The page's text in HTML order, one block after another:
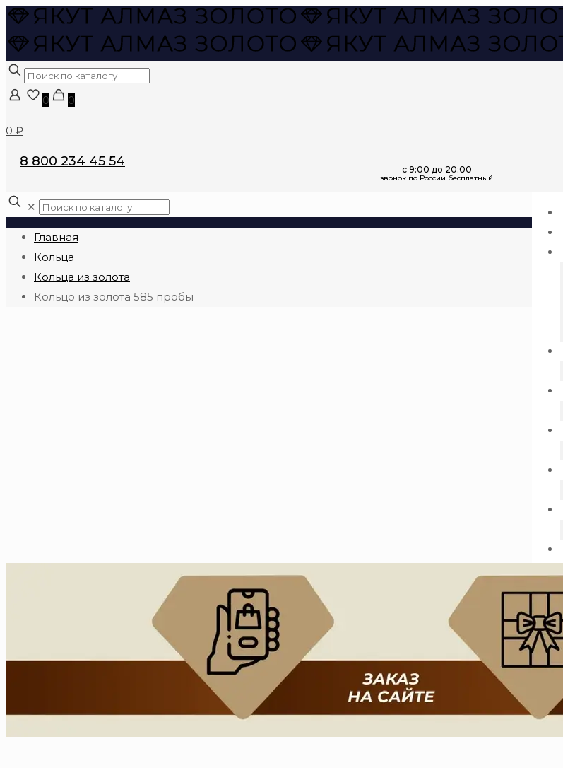
0 0
0 ₽
8 800 234 45 54
✕
Главная
Кольца
Кольца из золота
Кольцо из золота 585 пробы